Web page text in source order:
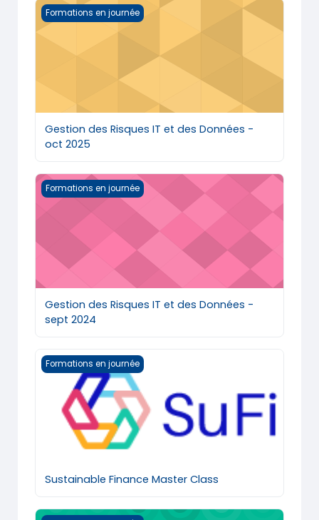
Gestion des Risques IT et des Données - oct 2025
Formations en journée
Gestion des Risques IT et des Données -
oct 2025
Gestion des Risques IT et des Données - sept 2024
Formations en journée
Gestion des Risques IT et des Données -
sept 2024
Sustainable Finance Master Class
Formations en journée
Sustainable Finance Master Class